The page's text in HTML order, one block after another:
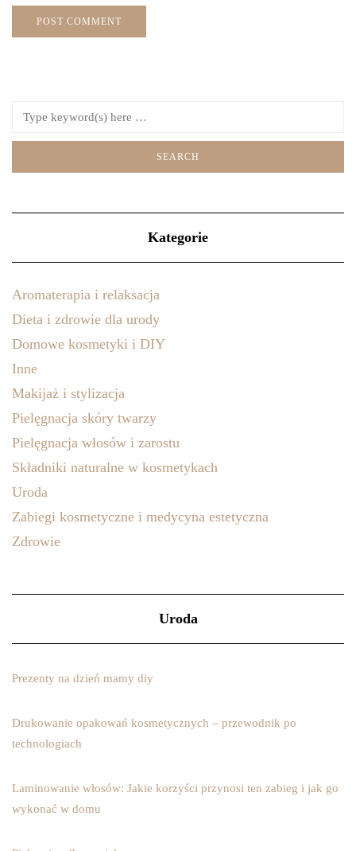
Kategorie
Aromaterapia i relaksacja
Dieta i zdrowie dla urody
Domowe kosmetyki i DIY
Inne
Makijaż i stylizacja
Pielęgnacja skóry twarzy
Pielęgnacja włosów i zarostu
Składniki naturalne w kosmetykach
Uroda
Zabiegi kosmetyczne i medycyna estetyczna
Zdrowie
Uroda
Prezenty na dzień mamy diy
Drukowanie opakowań kosmetycznych – przewodnik po
technologiach
Laminowanie włosów: Jakie korzyści przynosi ten zabieg i jak go
wykonać w domu